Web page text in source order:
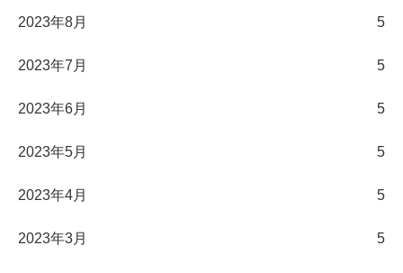
2023年8月 5
2023年7月 5
2023年6月 5
2023年5月 5
2023年4月 5
2023年3月 5